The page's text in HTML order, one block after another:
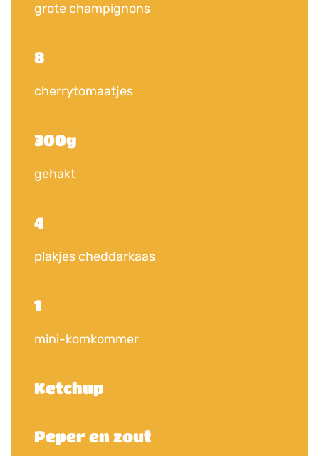
grote champignons
8
cherrytomaatjes
300g
gehakt
4
plakjes cheddarkaas
1
mini-komkommer
Ketchup
Peper en zout